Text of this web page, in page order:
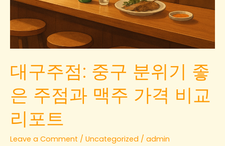
대구주점: 중구 분위기 좋
은 주점과 맥주 가격 비교
리포트
Leave a Comment / Uncategorized / admin